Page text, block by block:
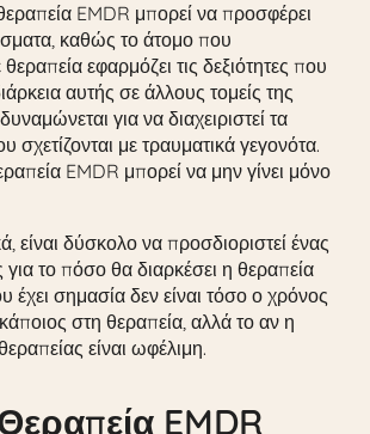
EMDR μπορεί να προσφέρει
καθώς το άτομο που
εφαρμόζει τις δεξιότητες που
αυτής σε άλλους τομείς της
για να διαχειριστεί τα
με τραυματικά γεγονότα.
EMDR μπορεί να μην γίνει μόνο
είναι δύσκολο να προσδιοριστεί ένας
το πόσο θα διαρκέσει η θεραπεία
έχει σημασία δεν είναι τόσο ο χρόνος
στη θεραπεία, αλλά το αν η
είναι ωφέλιμη.
EMDR